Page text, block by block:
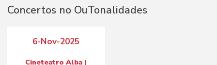
Concertos no OuTonalidades
6-Nov-2025
Cineteatro Alba |